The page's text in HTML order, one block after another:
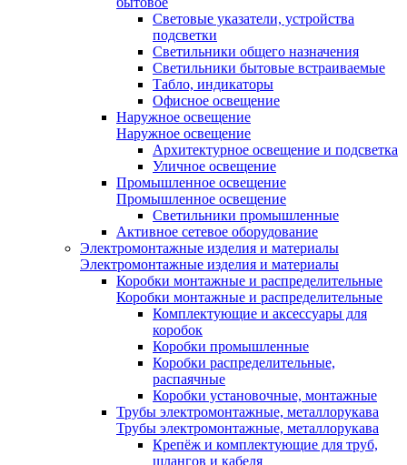
Световые указатели, устройства
подсветки
Светильники общего назначения
Светильники бытовые встраиваемые
Табло, индикаторы
Офисное освещение
Наружное освещение
Наружное освещение
Архитектурное освещение и подсветка
Уличное освещение
Промышленное освещение
Промышленное освещение
Светильники промышленные
Активное сетевое оборудование
Электромонтажные изделия и материалы
Электромонтажные изделия и материалы
Коробки монтажные и распределительные
Коробки монтажные и распределительные
Комплектующие и аксессуары для
коробок
Коробки промышленные
Коробки распределительные,
распаячные
Коробки установочные, монтажные
Трубы электромонтажные, металлорукава
Трубы электромонтажные, металлорукава
Крепёж и комплектующие для труб,
шлангов и кабеля